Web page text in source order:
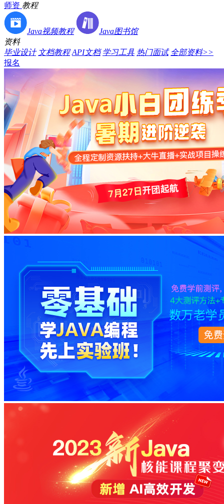
师资 教程
Java视频教程
Java图书馆
资料
毕业设计 文档教程 API文档 学习工具 热门面试 全部资料>>
报名